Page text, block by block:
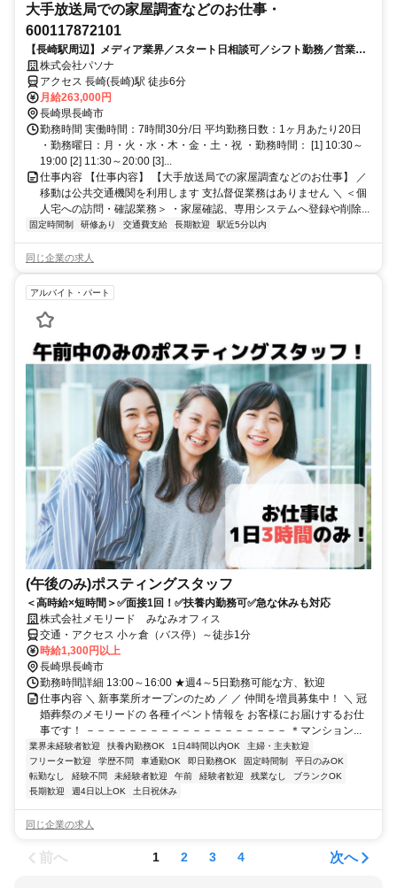
大手放送局での家屋調査などのお仕事・
600117872101
【長崎駅周辺】メディア業界／スタート日相談可／シフト勤務／営業の
お仕事です
株式会社パソナ
アクセス 長崎(長崎)駅 徒歩6分
月給263,000円
長崎県長崎市
勤務時間 実働時間：7時間30分/日 平均勤務日数：1ヶ月あたり20日
・勤務曜日：月・火・水・木・金・土・祝 ・勤務時間： [1] 10:30～
19:00 [2] 11:30～20:00 [3]...
仕事内容 【仕事内容】 【大手放送局での家屋調査などのお仕事】 ／
移動は公共交通機関を利用します 支払督促業務はありません ＼ ＜個
人宅への訪問・確認業務＞ ・家屋確認、専用システムへ登録や削除...
固定時間制 研修あり 交通費支給 長期歓迎 駅近5分以内
同じ企業の求人
アルバイト・パート
(午後のみ)ポスティングスタッフ
＜高時給×短時間＞✅面接1回！✅扶養内勤務可✅急な休みも対応
株式会社メモリード みなみオフィス
交通・アクセス 小ヶ倉（バス停）～徒歩1分
時給1,300円以上
長崎県長崎市
勤務時間詳細 13:00～16:00 ★週4～5日勤務可能な方、歓迎
仕事内容 ＼ 新事業所オープンのため ／ ／ 仲間を増員募集中！ ＼ 冠
婚葬祭のメモリードの 各種イベント情報を お客様にお届けするお仕
事です！ －－－－－－－－－－－－－－－－－－－ ＊マンション...
業界未経験者歓迎 扶養内勤務OK 1日4時間以内OK
主婦・主夫歓迎
フリーター歓迎
学歴不問 車通勤OK 即日勤務OK 固定時間制
平日のみOK
転勤なし
経験不問 未経験者歓迎 午前 経験者歓迎 残業なし
ブランクOK
長期歓迎
週4日以上OK 土日祝休み
同じ企業の求人
前へ 1 2 3 4 次へ